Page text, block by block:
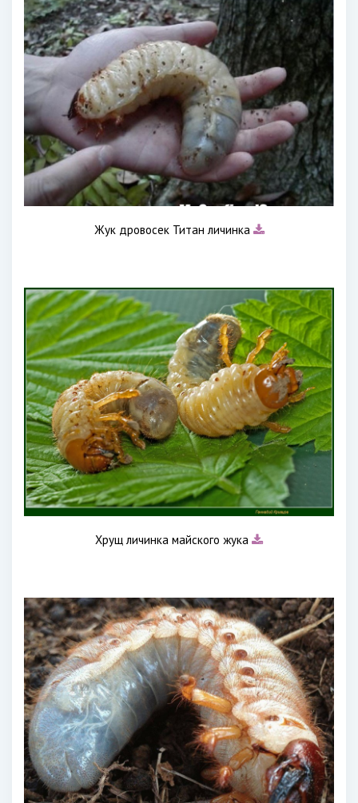
Жук дровосек Титан личинка
Хрущ личинка майского жука